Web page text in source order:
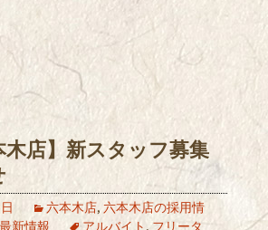
木店】新スタッフ募集
六本木店, 六本木店の採用情
新情報 アルバイト , フリータ